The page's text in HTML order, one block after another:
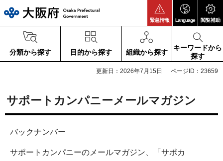
緊急情報 Language 閲覧補助
分類から探す 目的から探す 組織から探す
キーワードから
探す
更新日：2026年7月15日 ページID：23659
サポートカンパニーメールマガジン
バックナンバー
サポートカンパニーのメールマガジン、「サポカ